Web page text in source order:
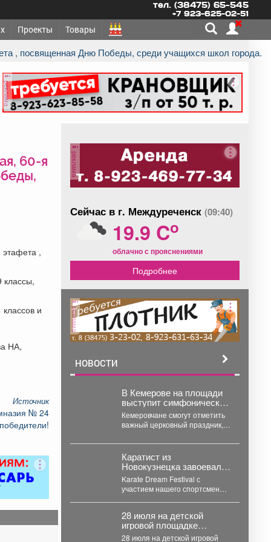
тел. (38475) 65-545
+7 923-625-02-51
Проекты Товары
, посвященная Дню Победы, среди учащихся школ города.
реклама
60-я
этафета ,
классы,
и
НА,
Источник
№ 24
реклама
Сейчас в г. Междуреченск (09:40)
19.9 Co
облачно с прояснениями
Подробнее
реклама
НОВОСТИ
В Кемерове на площади
выступит симфонический
оркестр – в День
крещения Руси
Кемеровчане смогут отметить
важный церковный праздник,
для верующих, и послушать
выступление...
Каратист из
Новокузнецка завоевал
медаль международного
турнира в Японии
Karate Dream Festival с
участием нашего спортсмена
награду...
28 июля на детской
игровой площадке
"Планета детства" ГДК
28 июля на детской игровой